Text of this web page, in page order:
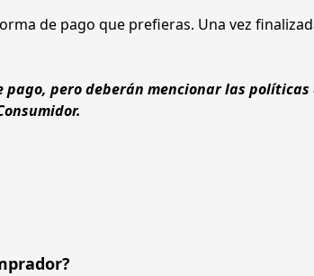
de pago que prefieras. Una vez
pago, pero deberán mencionar las